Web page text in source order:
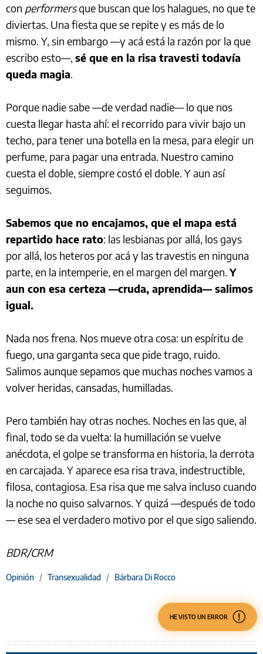
con performersque buscan que los halagues, no que te
diviertas. Una fiesta que se repite y es más de lo
mismo. Y, sin embargo —y acá está la razón por la que
escribo esto—, sé que en la risa travesti todavía
queda magia.
Porque nadie sabe —de verdad nadie— lo que nos
cuesta llegar hasta ahí: el recorrido para vivir bajo un
techo, para tener una botella en la mesa, para elegir un
perfume, para pagar una entrada. Nuestro camino
cuesta el doble, siempre costó el doble. Y aun así
seguimos.
Sabemos que no encajamos, que el mapa está
repartido hace rato: las lesbianas por allá, los gays
por allá, los heteros por acá y las travestis en ninguna
parte, en la intemperie, en el margen del margen.Y
aun con esa certeza —cruda, aprendida— salimos
igual.
Nada nos frena. Nos mueve otra cosa: un espíritu de
fuego, una garganta seca que pide trago, ruido.
Salimos aunque sepamos que muchas noches vamos a
volver heridas, cansadas, humilladas.
Pero también hay otras noches. Noches en las que, al
final, todo se da vuelta: la humillación se vuelve
anécdota, el golpe se transforma en historia, la derrota
en carcajada. Y aparece esa risa trava, indestructible,
filosa, contagiosa. Esa risa que me salva incluso cuando
la noche no quiso salvarnos. Y quizá —después de todo
— ese sea el verdadero motivo por el que sigo saliendo.
BDR/CRM
Opinión / Transexualidad / Bárbara Di Rocco
HE VISTO UN ERROR